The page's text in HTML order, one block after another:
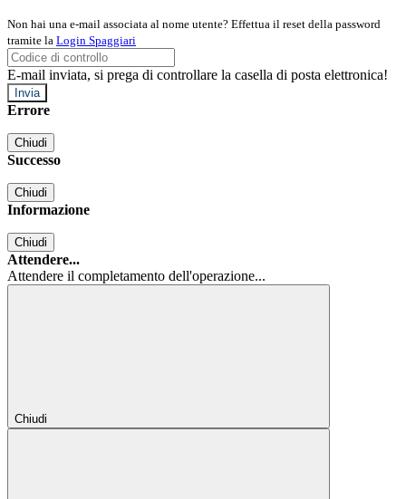
Non hai una e-mail associata al nome utente? Effettua il reset della password
tramite la Login Spaggiari
E-mail inviata, si prega di controllare la casella di posta elettronica!
Errore
Chiudi
Successo
Chiudi
Informazione
Chiudi
Attendere...
Attendere il completamento dell'operazione...
Chiudi